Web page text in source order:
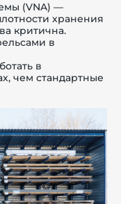
(VNA) —
хранения
критична.
в
в
чем стандартные